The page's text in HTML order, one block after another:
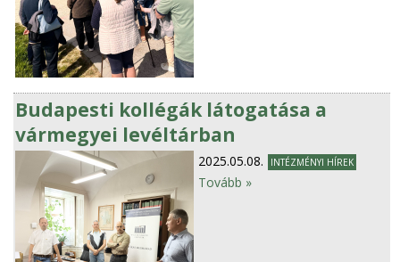
Budapesti kollégák látogatása a
vármegyei levéltárban
2025.05.08. INTÉZMÉNYI HÍREK
Tovább »